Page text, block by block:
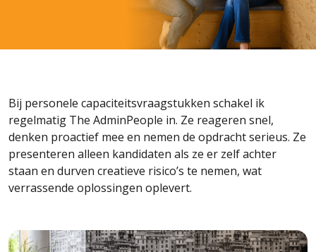
Bij personele capaciteitsvraagstukken schakel ik
regelmatig The AdminPeople in. Ze reageren snel,
denken proactief mee en nemen de opdracht serieus. Ze
presenteren alleen kandidaten als ze er zelf achter
staan en durven creatieve risico’s te nemen, wat
verrassende oplossingen oplevert.